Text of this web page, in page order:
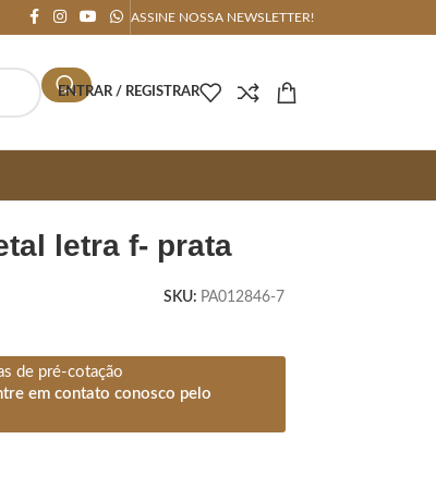
ASSINE NOSSA NEWSLETTER!
ENTRAR / REGISTRAR
letra f- prata
SKU: PA012846-7
de pré-cotação
em contato conosco pelo